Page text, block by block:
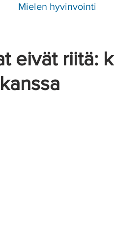
Mielen hyvinvointi
eivät riitä: